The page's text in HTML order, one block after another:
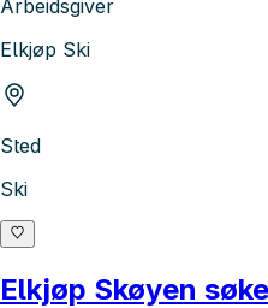
Arbeidsgiver
Elkjøp Ski
Sted
Ski
Elkjøp Skøyen